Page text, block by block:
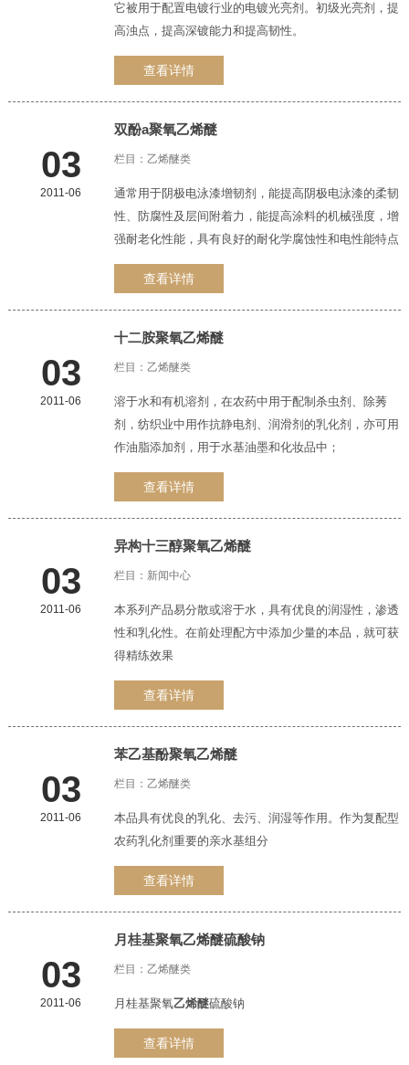
它被用于配置电镀行业的电镀光亮剂。初级光亮剂，提
高浊点，提高深镀能力和提高韧性。
查看详情
03
2011-06
双酚a聚氧乙烯醚
栏目： 乙烯醚类
通常用于阴极电泳漆增韧剂，能提高阴极电泳漆的柔韧
性、防腐性及层间附着力，能提高涂料的机械强度，增
强耐老化性能，具有良好的耐化学腐蚀性和电性能特点
查看详情
03
2011-06
十二胺聚氧乙烯醚
栏目： 乙烯醚类
溶于水和有机溶剂，在农药中用于配制杀虫剂、除莠
剂，纺织业中用作抗静电剂、润滑剂的乳化剂，亦可用
作油脂添加剂，用于水基油墨和化妆品中；
查看详情
03
2011-06
异构十三醇聚氧乙烯醚
栏目： 新闻中心
本系列产品易分散或溶于水，具有优良的润湿性，渗透
性和乳化性。在前处理配方中添加少量的本品，就可获
得精练效果
查看详情
03
2011-06
苯乙基酚聚氧乙烯醚
栏目： 乙烯醚类
本品具有优良的乳化、去污、润湿等作用。作为复配型
农药乳化剂重要的亲水基组分
查看详情
03
2011-06
月桂基聚氧乙烯醚硫酸钠
栏目： 乙烯醚类
月桂基聚氧乙烯醚硫酸钠
查看详情